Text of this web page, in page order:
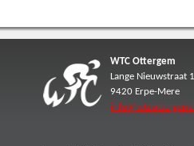
WTC Ottergem
Lange Nieuwstraat
9420 Erpe-Mere